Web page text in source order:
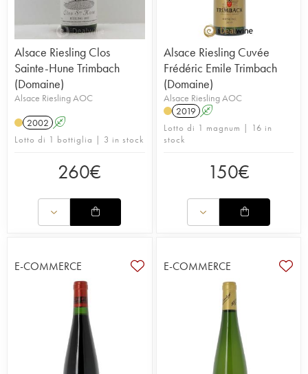
Alsace Riesling Clos
Sainte-Hune Trimbach
(Domaine)
Alsace Riesling AOC
2002 A
Lotto di 1 bottiglia | 3 in stock
260€
Alsace Riesling Cuvée
Frédéric Emile Trimbach
(Domaine)
Alsace Riesling AOC
2019 A
Lotto di 1 magnum | 16 in
stock
150€
E-COMMERCE E-COMMERCE